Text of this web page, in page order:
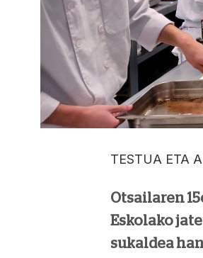
TESTUA ETA
Otsailaren
Eskolako
sukaldea